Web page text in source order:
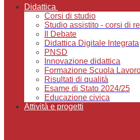
Didattica
Corsi di studio
Studio assistito - corsi di
Il Debate
Didattica Digitale Integrata
PNSD
Innovazione didattica
Formazione Scuola
Risultati di qualità
Esame di Stato 2024/25
Educazione civica
Attività e progetti